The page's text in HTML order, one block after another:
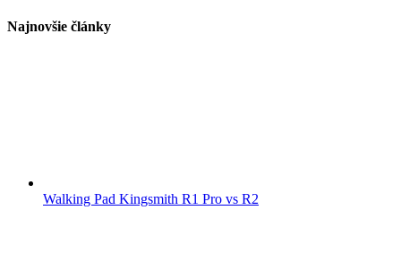
Najnovšie články
Walking Pad Kingsmith R1 Pro vs R2